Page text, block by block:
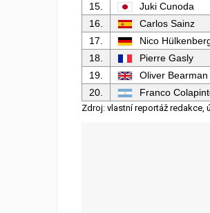
15.
Juki Cunoda
16.
Carlos Sainz
17.
Nico
18.
Pierre Gasly
19.
Oliver Bearman
20.
Franco
Zdroj: vlastní reportáž redakce,